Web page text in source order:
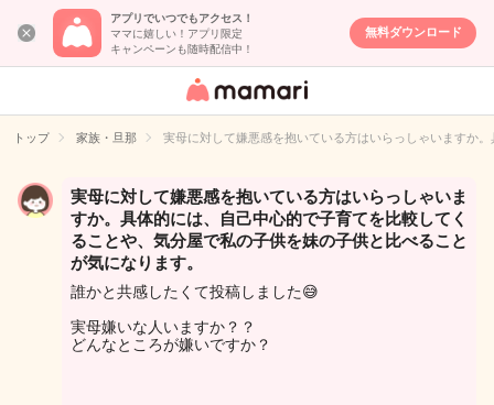
アプリでいつでもアクセス！
ママに嬉しい！アプリ限定
キャンペーンも随時配信中！
無料ダウンロード
女性専用匿名QA
イト
トップ 家族・旦那 実母に対して嫌悪感を抱いている方はいらっしゃいますか
実母に対して嫌悪感を抱いている方はいらっしゃいま
すか。具体的には、自己中心的で子育てを比較してく
ることや、気分屋で私の子供を妹の子供と比べること
が気になります。
誰かと共感したくて投稿しました😅
実母嫌いな人いますか？？
どんなところが嫌いですか？